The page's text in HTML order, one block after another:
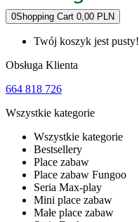
0Shopping Cart 0,00 PLN
Twój koszyk jest pusty!
Obsługa Klienta
664 818 726
Wszystkie kategorie
Wszystkie kategorie
Bestsellery
Place zabaw
Place zabaw Fungoo
Seria Max-play
Mini place zabaw
Małe place zabaw